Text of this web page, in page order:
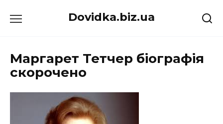
до
Dovidka.biz.ua
Маргарет Тетчер біографія
скорочено